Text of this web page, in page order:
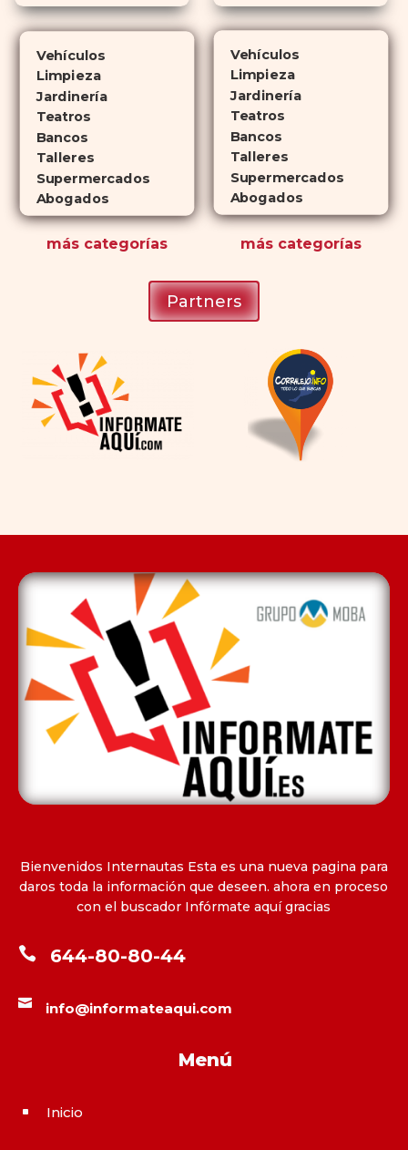
Cialisejerce sus efectos hasta 4
veces más tiempo que Viagra, lo
atractiva para quienes no desean
planificar sus actividades
románticas con antelación.
Vehículos
Limpieza
Jardinería
Teatros
Bancos
Talleres
Supermercados
Abogados
más categorías
Vehículos
Limpieza
Jardinería
Teatros
Bancos
Talleres
Supermercados
Abogados
máscategorías
Partners
Bienvenidos Internautas Esta es una nueva pagina para
daros toda la información que deseen. ahora en proceso
con el buscador Infórmate aquí gracias
 644-80-80-44
 info@informateaqui.com
Menú
^ Inicio